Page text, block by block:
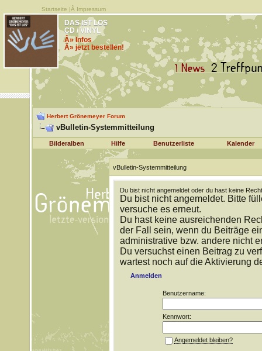
Startseite |Â Impressum
DAS IST LOS
CD / VINYL
Â» Infos
Â» jetzt bestellen!
Herbert Grönemeyer Forum
vBulletin-Systemmitteilung
Bilderalben Hilfe Benutzerliste Kalender
vBulletin-Systemmitteilung
Du bist nicht angemeldet oder du hast keine
Du bist nicht angemeldet. Bitte
versuche es erneut.
Du hast keine ausreichenden
der Fall sein, wenn du Beiträge
administrative bzw. andere nicht
Du versuchst einen Beitrag zu
wartest noch auf die Aktivierung
Anmelden
Benutzername:
Kennwort:
Angemeldet bleiben?